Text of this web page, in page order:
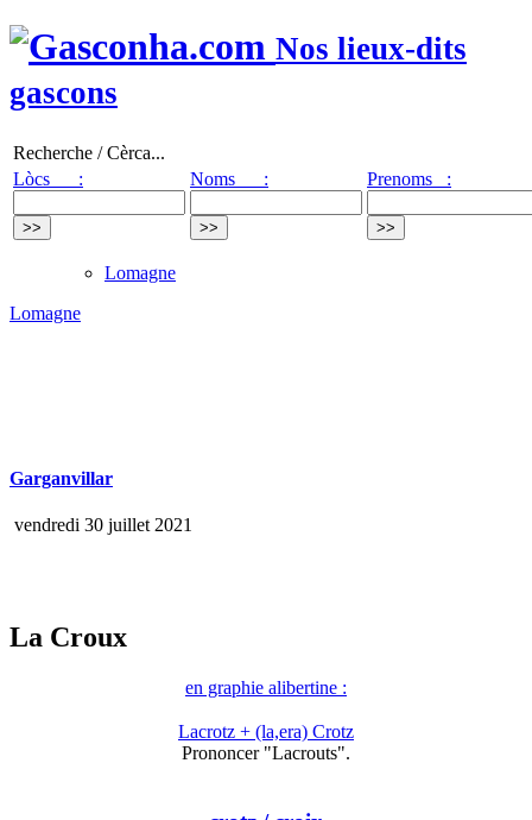
Nos lieux-dits
gascons
Recherche / Cèrca...
Lòcs :
Noms : Prenoms :
Lomagne
Lomagne
Garganvillar
vendredi 30 juillet 2021
La Croux
en graphie alibertine :
Lacrotz + (la,era) Crotz
Prononcer "Lacrouts".